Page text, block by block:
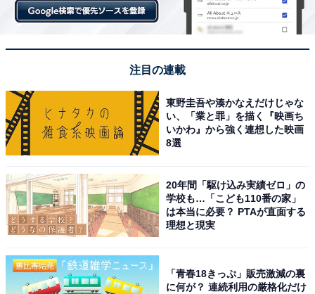
重ねて収納できるスタッキングタイプ
注目の連載
東野圭吾や湊かなえだけじゃな
い、「業と罪」を描く『映画ち
いかわ』から強く連想した映画
8選
20年間「駆け込み実績ゼロ」の
学校も…「こども110番の家」
は本当に必要？ PTAが直面する
理想と現実
「青春18きっぷ」販売激減の裏
に何が？ 連続利用の厳格化だけ